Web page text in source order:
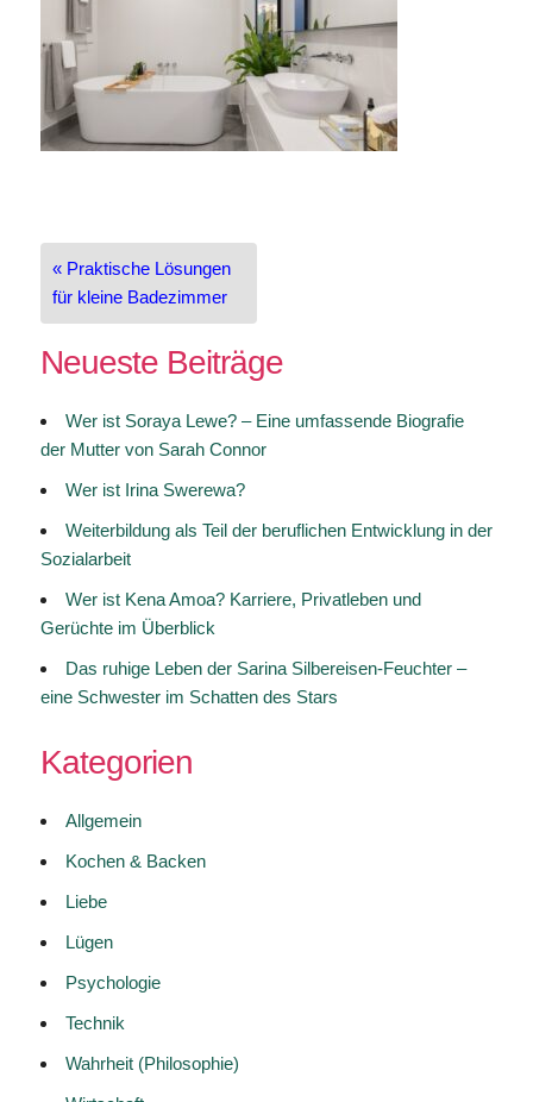
Beitragsnavigation
« Praktische Lösungen
für kleine Badezimmer
Neueste Beiträge
Wer ist Soraya Lewe? – Eine umfassende Biografie
der Mutter von Sarah Connor
Wer ist Irina Swerewa?
Weiterbildung als Teil der beruflichen Entwicklung in der
Sozialarbeit
Wer ist Kena Amoa? Karriere, Privatleben und
Gerüchte im Überblick
Das ruhige Leben der Sarina Silbereisen-Feuchter –
eine Schwester im Schatten des Stars
Kategorien
Allgemein
Kochen & Backen
Liebe
Lügen
Psychologie
Technik
Wahrheit (Philosophie)